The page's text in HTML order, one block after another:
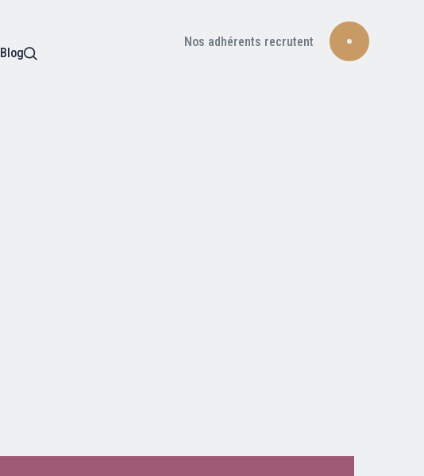
Blog
Nos adhérents recrutent